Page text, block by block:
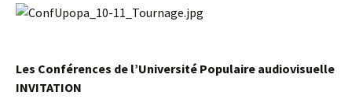
Les Conférences de l’Université Populaire audiovisuelle
INVITATION